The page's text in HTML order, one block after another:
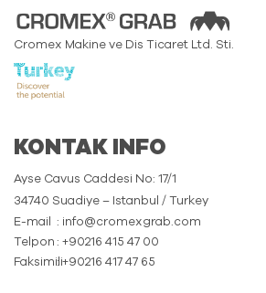
Cromex Makine ve Dis Ticaret Ltd. Sti.
KONTAK INFO
Ayse Cavus Caddesi No: 17/1
34740 Suadiye – Istanbul / Turkey
E-mail
: info@cromexgrab.com
Telpon : +90216 415 47 00
Faksimili: +90216 417 47 65